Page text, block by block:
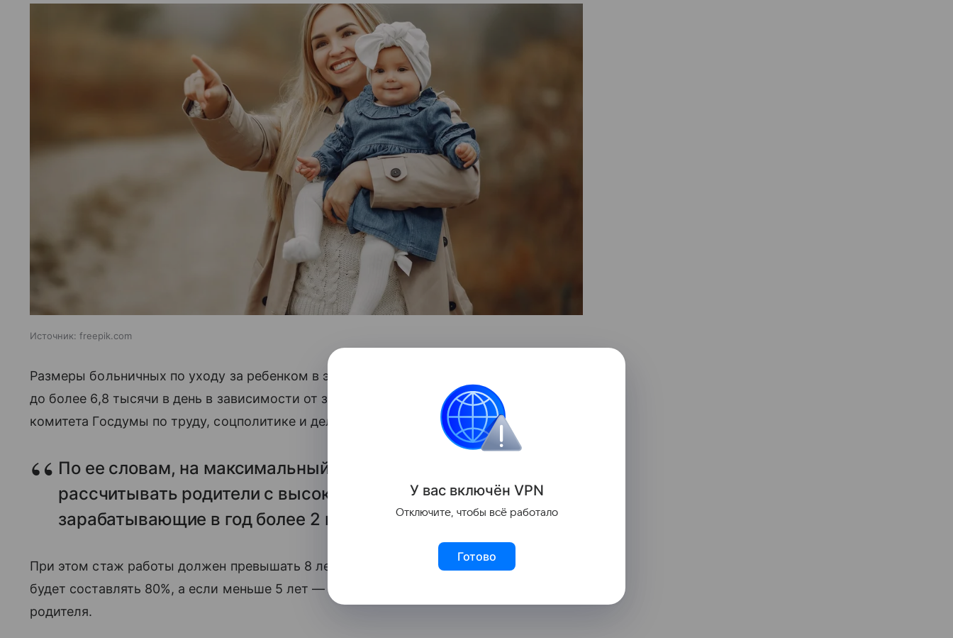
Источник: freepik.com
Размеры больничных по уходу за ребенком в этом году составят от около 900 рублей
до более 6,8 тысячи в день в зависимости от зарплаты. Об этом ТАСС заявила член
комитета Госдумы по труду, соцполитике и делам ветеранов Екатерина Стенякина.
По ее словам, на максимальный размер больничного могут
рассчитывать родители с высокой зарплатой,
зарабатывающие в год более 2 миллионов рублей.
При этом стаж работы должен превышать 8 лет. Если стаж меньше 8 лет, то выплата
будет составлять 80%, а если меньше 5 лет — то 60% от среднего заработка
родителя.
У вас включён VPN
Отключите, чтобы всё работало
Готово